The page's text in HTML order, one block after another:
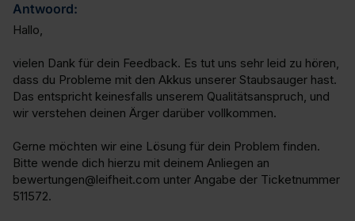
Antwoord:
Hallo,
vielen Dank für dein Feedback. Es tut uns sehr leid zu hören,
dass du Probleme mit den Akkus unserer Staubsauger hast.
Das entspricht keinesfalls unserem Qualitätsanspruch, und
wir verstehen deinen Ärger darüber vollkommen.
Gerne möchten wir eine Lösung für dein Problem finden.
Bitte wende dich hierzu mit deinem Anliegen an
bewertungen@leifheit.com unter Angabe der Ticketnummer
511572.